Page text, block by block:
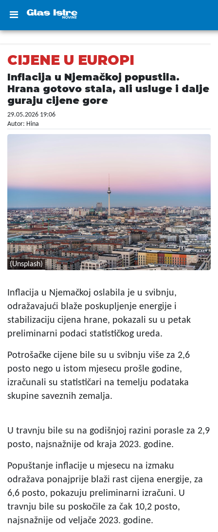
CIJENE U EUROPI
Inflacija u Njemačkoj popustila.
Hrana gotovo stala, ali usluge i dalje
guraju cijene gore
29.05.2026 19:06
Autor: Hina
(Unsplash)
Inflacija u Njemačkoj oslabila je u svibnju,
odražavajući blaže poskupljenje energije i
stabilizaciju cijena hrane, pokazali su u petak
preliminarni podaci statističkog ureda.
Potrošačke cijene bile su u svibnju više za 2,6
posto nego u istom mjesecu prošle godine,
izračunali su statističari na temelju podataka
skupine saveznih zemalja.
U travnju bile su na godišnjoj razini porasle za 2,9
posto, najsnažnije od kraja 2023. godine.
Popuštanje inflacije u mjesecu na izmaku
odražava ponajprije blaži rast cijena energije, za
6,6 posto, pokazuju preliminarni izračuni. U
travnju bile su poskočile za čak 10,2 posto,
najsnažnije od veljače 2023. godine.